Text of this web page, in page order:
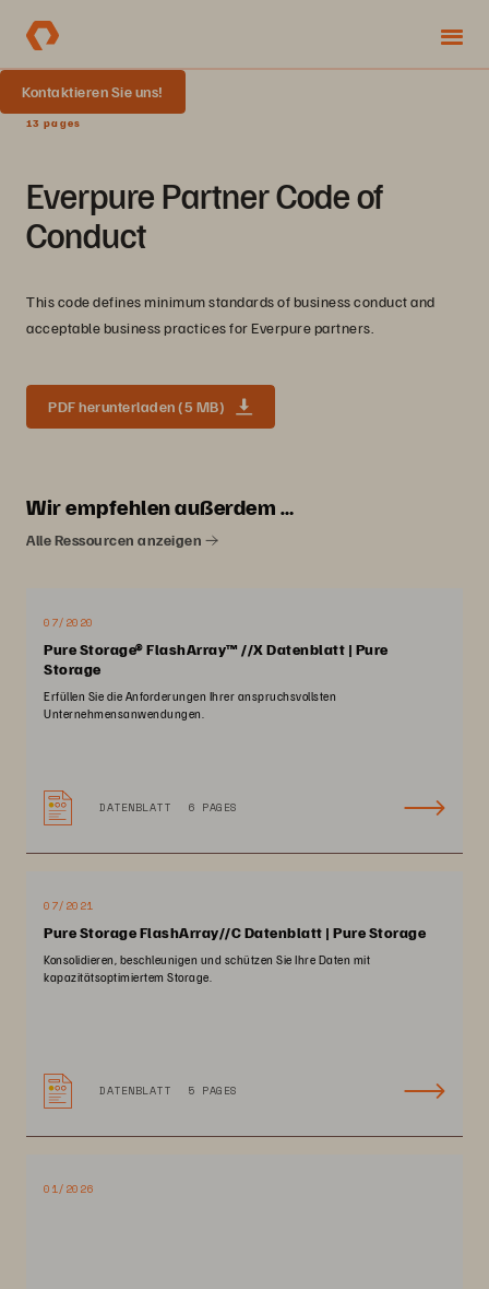
Kontaktieren Sie uns!
13 pages
Everpure Partner Code of
Conduct
This code defines minimum standards of business conduct and
acceptable business practices for Everpure partners.
PDF herunterladen (5 MB)
Wir empfehlen außerdem …
Alle Ressourcen anzeigen
07/2020
Pure Storage® FlashArray™ //X Datenblatt | Pure
Storage
Erfüllen Sie die Anforderungen Ihrer anspruchsvollsten
Unternehmensanwendungen.
DATENBLATT 6 PAGES
07/2021
Pure Storage FlashArray//C Datenblatt | Pure Storage
Konsolidieren, beschleunigen und schützen Sie Ihre Daten mit
kapazitätsoptimiertem Storage.
DATENBLATT 5 PAGES
01/2026